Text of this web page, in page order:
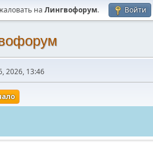
на Лингвофорум. Войти
2026, 13:46